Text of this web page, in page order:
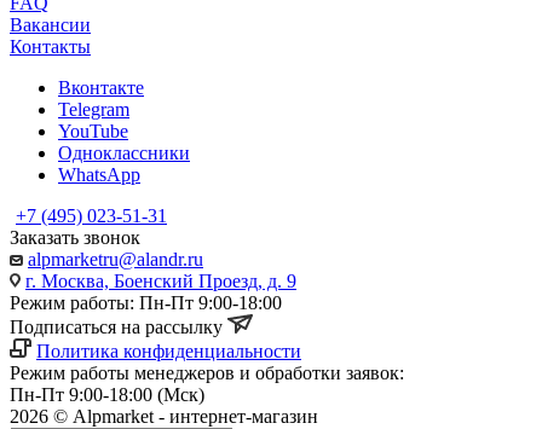
Вакансии
Контакты
Вконтакте
Telegram
YouTube
Одноклассники
WhatsApp
+7 (495) 023-51-31
Заказать звонок
alpmarketru@alandr.ru
г. Москва, Боенский Проезд, д. 9
Режим работы: Пн-Пт 9:00-18:00
Подписаться на рассылку
Политика конфиденциальности
Режим работы менеджеров и обработки заявок:
Пн-Пт 9:00-18:00 (Мск)
2026 © Alpmarket - интернет-магазин